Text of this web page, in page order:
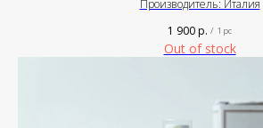
Производитель: Италия
1 900р. / 1 pc
Out of stock